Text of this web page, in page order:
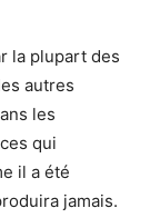
la plupart des
autres
les
qui
il a été
jamais.